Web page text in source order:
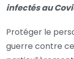
infectés au
Protéger le
guerre contre